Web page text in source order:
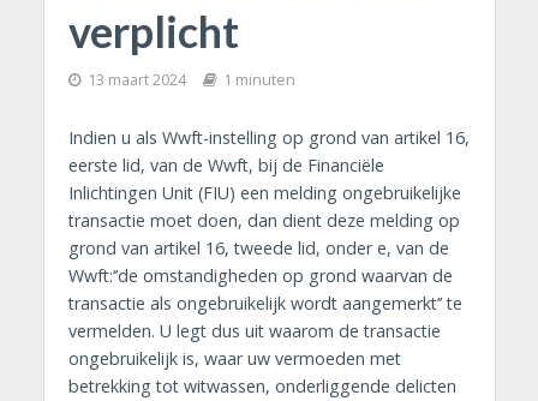
verplicht
13 maart 2024 1 minuten
Indien u als Wwft-instelling op grond van artikel 16,
eerste lid, van de Wwft, bij de Financiële
Inlichtingen Unit (FIU) een melding ongebruikelijke
transactie moet doen, dan dient deze melding op
grond van artikel 16, tweede lid, onder e, van de
Wwft:‘’de omstandigheden op grond waarvan de
transactie als ongebruikelijk wordt aangemerkt’’ te
vermelden. U legt dus uit waarom de transactie
ongebruikelijk is, waar uw vermoeden met
betrekking tot witwassen, onderliggende delicten